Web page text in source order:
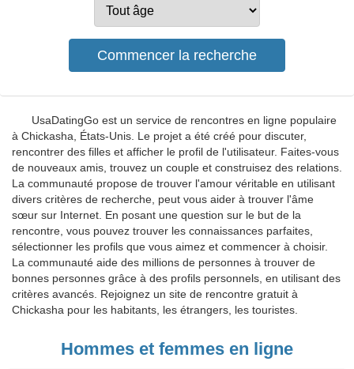
UsaDatingGo est un service de rencontres en ligne populaire
à Chickasha, États-Unis. Le projet a été créé pour discuter,
rencontrer des filles et afficher le profil de l'utilisateur. Faites-vous
de nouveaux amis, trouvez un couple et construisez des relations.
La communauté propose de trouver l'amour véritable en utilisant
divers critères de recherche, peut vous aider à trouver l'âme
sœur sur Internet. En posant une question sur le but de la
rencontre, vous pouvez trouver les connaissances parfaites,
sélectionner les profils que vous aimez et commencer à choisir.
La communauté aide des millions de personnes à trouver de
bonnes personnes grâce à des profils personnels, en utilisant des
critères avancés. Rejoignez un site de rencontre gratuit à
Chickasha pour les habitants, les étrangers, les touristes.
Hommes et femmes en ligne